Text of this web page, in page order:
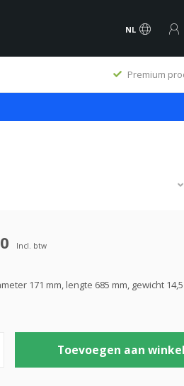
NL
Premium
Incl. btw
171 mm, lengte 685 mm, gewicht
Toevoegen aan